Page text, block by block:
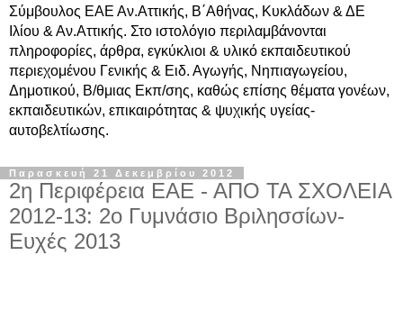
Σύμβουλος ΕΑΕ Αν.Αττικής, Β΄Αθήνας, Κυκλάδων & ΔΕ
Ιλίου & Αν.Αττικής. Στο ιστολόγιο περιλαμβάνονται
πληροφορίες, άρθρα, εγκύκλιοι & υλικό εκπαιδευτικού
περιεχομένου Γενικής & Ειδ. Αγωγής, Νηπιαγωγείου,
Δημοτικού, Β/θμιας Εκπ/σης, καθώς επίσης θέματα γονέων,
εκπαιδευτικών, επικαιρότητας & ψυχικής υγείας-
αυτοβελτίωσης.
Παρασκευή 21 Δεκεμβρίου 2012
2η Περιφέρεια ΕΑΕ - ΑΠΟ ΤΑ ΣΧΟΛΕΙΑ
2012-13: 2ο Γυμνάσιο Βριλησσίων-
Ευχές 2013